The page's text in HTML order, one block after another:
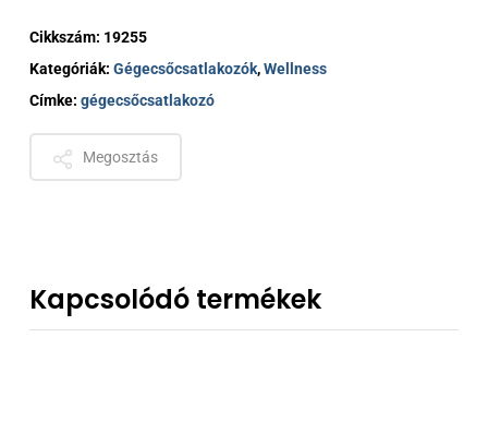
Cikkszám: 19255
Kategóriák: Gégecsőcsatlakozók,Wellness
Címke: gégecsőcsatlakozó
Megosztás
Kapcsolódó termékek